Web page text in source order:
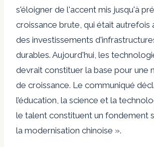
s'éloigner de l'accent mis jusqu'à
croissance brute, qui était autrefois
des investissements
durables. Aujourd'hui, les
devrait constituer la base pour une
de croissance. Le communiqué
l’éducation, la science et la
le talent constituent un fondement
la modernisation chinoise ».